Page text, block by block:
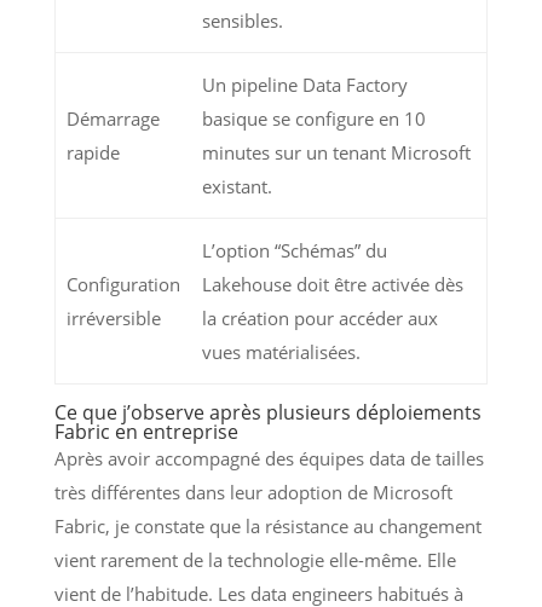
sensibles.
Démarrage
rapide
Un pipeline Data Factory
basique se configure en 10
minutes sur un tenant Microsoft
existant.
Configuration
irréversible
L’option “Schémas” du
Lakehouse doit être activée dès
la création pour accéder aux
vues matérialisées.
Ce que j’observe après plusieurs déploiements
Fabric en entreprise
Après avoir accompagné des équipes data de tailles
très différentes dans leur adoption de Microsoft
Fabric, je constate que la résistance au changement
vient rarement de la technologie elle-même. Elle
vient de l’habitude. Les data engineers habitués à